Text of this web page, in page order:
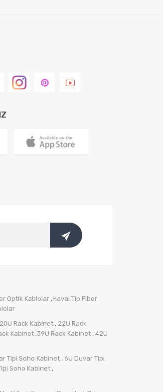
Optik Kablolar ,Havai Tip Fiber
20U Rack Kabinet , 22U Rack
Kabinet ,39U Rack Kabinet . 42U
Tipi Soho Kabinet , 6U Duvar Tipi
Soho Kabinet ,